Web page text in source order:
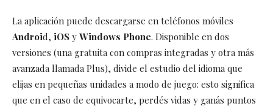
La aplicación puede descargarse en teléfonos móviles
Android, iOS y Windows Phone. Disponible en dos
versiones (una gratuita con compras integradas y otra más
avanzada llamada Plus), divide el estudio del idioma que
elijas en pequeñas unidades a modo de juego: esto significa
que en el caso de equivocarte, perdés vidas y ganás puntos